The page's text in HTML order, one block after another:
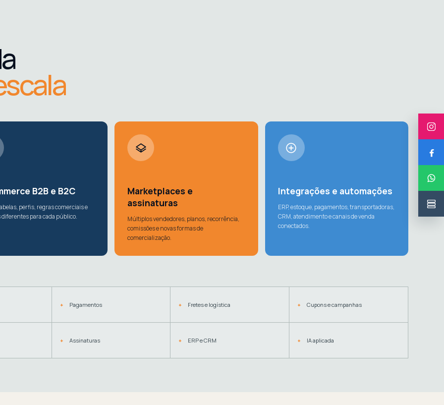
B2B e B2C
perfis, regras comerciais e
diferentes para cada público.
Marketplaces e
assinaturas
Múltiplos vendedores, planos, recorrência,
comissões e novas formas de
comercialização.
Integrações e automações
ERP, estoque, pagamentos, transportadoras,
CRM, atendimento e canais de venda
conectados.
Pagamentos Fretes e logística Cupons e campanhas
Assinaturas ERP e CRM IA aplicada